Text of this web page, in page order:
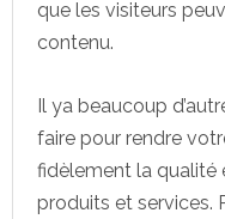
que les visiteurs
contenu.
Il ya beaucoup
faire pour rendre
fidèlement la qualité
produits et services.